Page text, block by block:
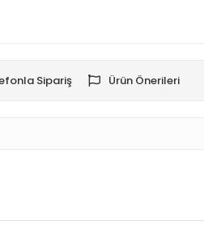
Sipariş Ürün Önerileri